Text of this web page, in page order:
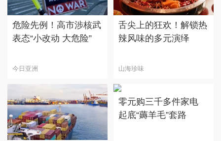
危险先例！高市涉核武
表态“小改动 大危险”
今日亚洲
舌尖上的狂欢！解锁热
辣风味的多元演绎
山海珍味
零元购三千多件家电
起底“薅羊毛”套路